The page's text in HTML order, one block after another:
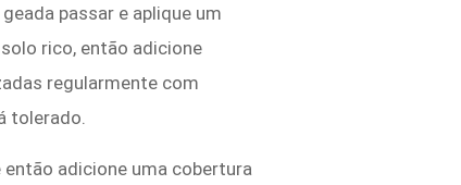
passar e aplique um
rico, então adicione
regularmente com
tolerado.
adicione uma cobertura